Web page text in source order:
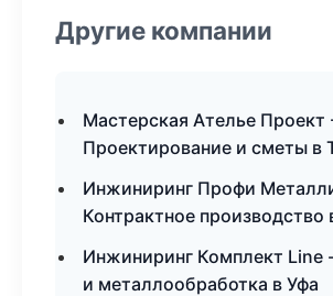
Другие компании
Мастерская Ателье Проект
Проектирование и сметы в
Инжиниринг Профи
Контрактное производство
Инжиниринг Комплект Line
и металлообработка в Уфа